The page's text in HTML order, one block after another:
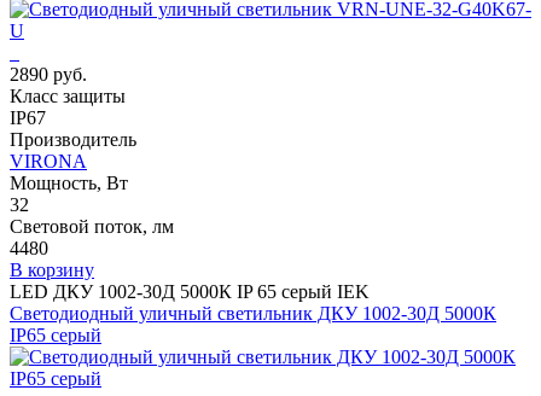
2890 руб.
Класс защиты
IP67
Производитель
VIRONA
Мощность, Вт
32
Световой поток, лм
4480
В корзину
LED ДКУ 1002-30Д 5000К IP 65 серый IEK
Светодиодный уличный светильник ДКУ 1002-30Д 5000К
IP65 серый